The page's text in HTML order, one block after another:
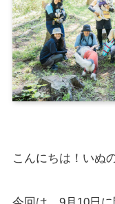
こんにちは！いぬ